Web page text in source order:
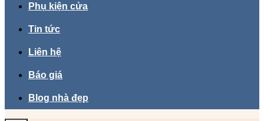
Phụ kiện cửa
Tin tức
Liên hệ
Báo giá
Blog nhà đẹp